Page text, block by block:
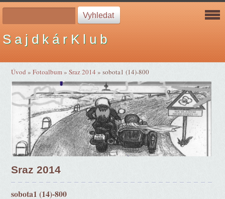
S a j d k á r K l u b
Úvod »Fotoalbum»Sraz 2014»sobota1 (14)-800
Sraz 2014
sobota1 (14)-800